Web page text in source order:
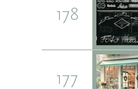
178
177